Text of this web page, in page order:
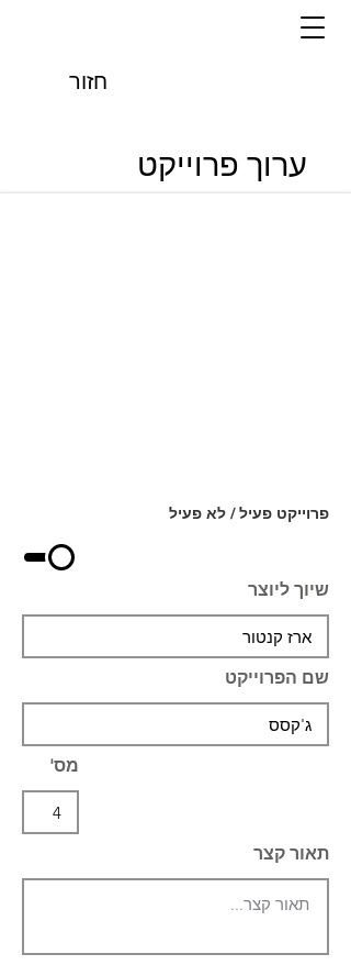
חזור
ערוך פרוייקט
פרוייקט פעיל / לא פעיל
שיוך ליוצר
שם הפרוייקט
מס'
תאור קצר